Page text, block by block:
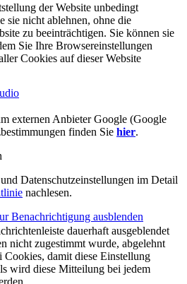
der Website unbedingt
sie nicht ablehnen, ohne die
zu beeinträchtigen. Sie können sie
Sie Ihre Browsereinstellungen
Cookies auf dieser Website
externen Anbieter Google (Google
finden Sie hier.
Datenschutzeinstellungen im Detail
nachlesen.
Benachrichtigung ausblenden
dauerhaft ausgeblendet
nicht zugestimmt wurde, abgelehnt
damit diese Einstellung
wird diese Mitteilung bei jedem